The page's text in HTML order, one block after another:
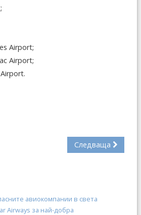
Airport;
Airport;
Следваща
авиокомпании в света
Airways за най-добра